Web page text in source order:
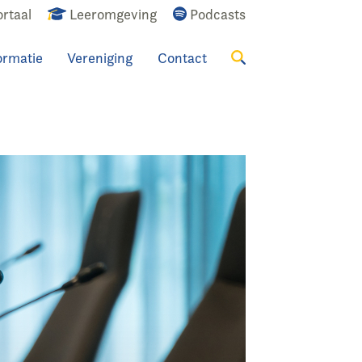
Leeromgeving Podcasts
Vereniging Contact